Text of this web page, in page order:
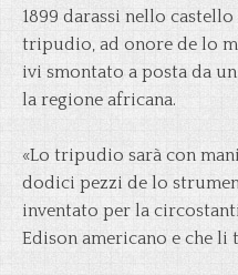
1899 darassi nello
tripudio, ad onore de lo
ivi smontato a posta da
la regione africana.
«Lo tripudio sarà con
dodici pezzi de lo
inventato per la
Edison americano e che li